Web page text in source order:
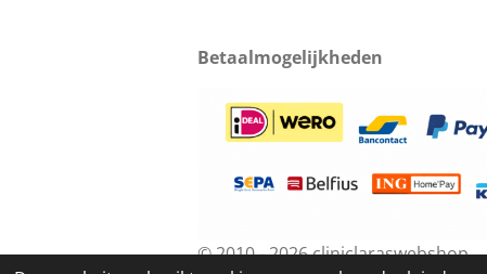
Betaalmogelijkheden
© 2010 - 2026 cliniclaraswebshop